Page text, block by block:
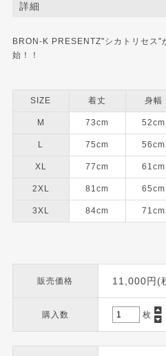
詳細
BRON-K PRESENTZ"シカトリセス"
始！！
SIZE 着丈 身幅
M 73cm 52cm
L 75cm 56cm
XL 77cm 61cm
2XL 81cm 65cm
3XL 84cm 71cm
販売価格 11,000円(
購入数 枚